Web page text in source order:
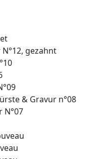
gezahnt
& Gravur n°08
N°07